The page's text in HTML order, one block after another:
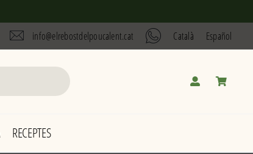
info@elrebostdelpoucalent.cat Català Español
RECEPTES